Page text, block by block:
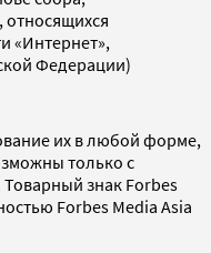
относящихся
«Интернет»,
Федерации)
их в любой форме,
только с
знак Forbes
Forbes Media Asia